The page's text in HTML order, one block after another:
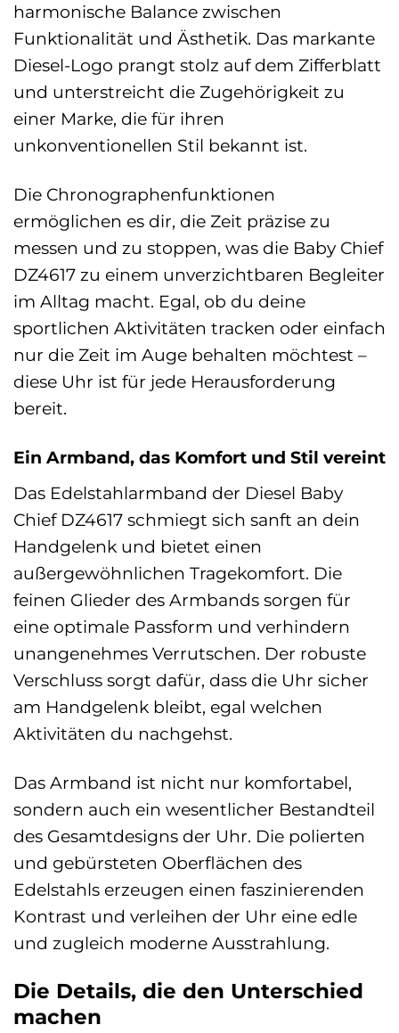
harmonische Balance zwischen
Funktionalität und Ästhetik. Das markante
Diesel-Logo prangt stolz auf dem Zifferblatt
und unterstreicht die Zugehörigkeit zu
einer Marke, die für ihren
unkonventionellen Stil bekannt ist.
Die Chronographenfunktionen
ermöglichen es dir, die Zeit präzise zu
messen und zu stoppen, was die Baby Chief
DZ4617 zu einem unverzichtbaren Begleiter
im Alltag macht. Egal, ob du deine
sportlichen Aktivitäten tracken oder einfach
nur die Zeit im Auge behalten möchtest –
diese Uhr ist für jede Herausforderung
bereit.
Ein Armband, das Komfort und Stil vereint
Das Edelstahlarmband der Diesel Baby
Chief DZ4617 schmiegt sich sanft an dein
Handgelenk und bietet einen
außergewöhnlichen Tragekomfort. Die
feinen Glieder des Armbands sorgen für
eine optimale Passform und verhindern
unangenehmes Verrutschen. Der robuste
Verschluss sorgt dafür, dass die Uhr sicher
am Handgelenk bleibt, egal welchen
Aktivitäten du nachgehst.
Das Armband ist nicht nur komfortabel,
sondern auch ein wesentlicher Bestandteil
des Gesamtdesigns der Uhr. Die polierten
und gebürsteten Oberflächen des
Edelstahls erzeugen einen faszinierenden
Kontrast und verleihen der Uhr eine edle
und zugleich moderne Ausstrahlung.
Die Details, die den Unterschied
machen